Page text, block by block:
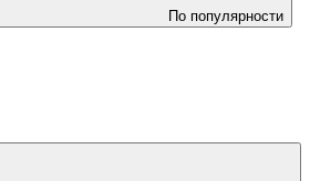
По популярности